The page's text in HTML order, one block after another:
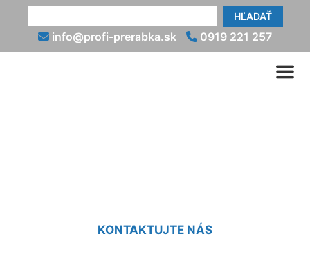
HĽADAŤ
info@profi-prerabka.sk 0919 221 257
KONTAKTUJTE NÁS